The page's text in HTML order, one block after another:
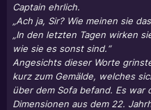
Captain ehrlich.
„Ach ja, Sir? Wie meinen sie
„In den letzten Tagen wirken
wie sie es sonst sind.“
Angesichts dieser Worte
kurz zum Gemälde, welches
über dem Sofa befand. Es war
Dimensionen aus dem 22.